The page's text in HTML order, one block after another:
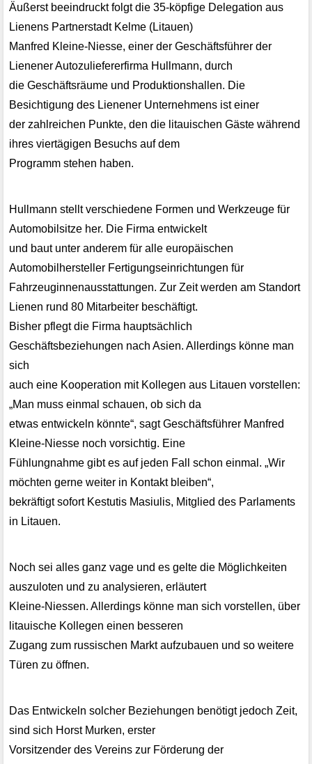
Äußerst beeindruckt folgt die 35-köpfige Delegation aus
Lienens Partnerstadt Kelme (Litauen)
Manfred Kleine-Niesse, einer der Geschäftsführer der
Lienener Autozuliefererfirma Hullmann, durch
die Geschäftsräume und Produktionshallen. Die
Besichtigung des Lienener Unternehmens ist einer
der zahlreichen Punkte, den die litauischen Gäste während
ihres viertägigen Besuchs auf dem
Programm stehen haben.
Hullmann stellt verschiedene Formen und Werkzeuge für
Automobilsitze her. Die Firma entwickelt
und baut unter anderem für alle europäischen
Automobilhersteller Fertigungseinrichtungen für
Fahrzeuginnenausstattungen. Zur Zeit werden am Standort
Lienen rund 80 Mitarbeiter beschäftigt.
Bisher pflegt die Firma hauptsächlich
Geschäftsbeziehungen nach Asien. Allerdings könne man
sich
auch eine Kooperation mit Kollegen aus Litauen vorstellen:
„Man muss einmal schauen, ob sich da
etwas entwickeln könnte“, sagt Geschäftsführer Manfred
Kleine-Niesse noch vorsichtig. Eine
Fühlungnahme gibt es auf jeden Fall schon einmal. „Wir
möchten gerne weiter in Kontakt bleiben“,
bekräftigt sofort Kestutis Masiulis, Mitglied des Parlaments
in Litauen.
Noch sei alles ganz vage und es gelte die Möglichkeiten
auszuloten und zu analysieren, erläutert
Kleine-Niessen. Allerdings könne man sich vorstellen, über
litauische Kollegen einen besseren
Zugang zum russischen Markt aufzubauen und so weitere
Türen zu öffnen.
Das Entwickeln solcher Beziehungen benötigt jedoch Zeit,
sind sich Horst Murken, erster
Vorsitzender des Vereins zur Förderung der